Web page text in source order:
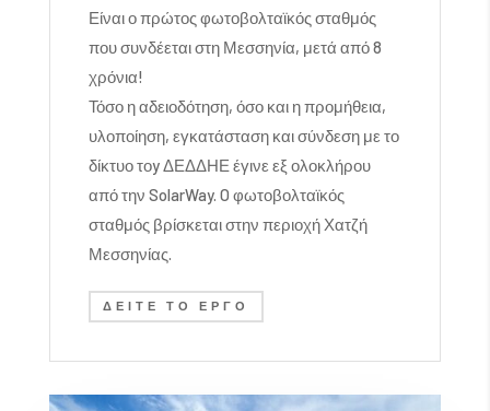
Είναι ο πρώτος φωτοβολταϊκός σταθμός
που συνδέεται στη Μεσσηνία, μετά από 8
χρόνια!
Τόσο η αδειοδότηση, όσο και η προμήθεια,
υλοποίηση, εγκατάσταση και σύνδεση με το
δίκτυο τοyΔΕΔΔΗΕ έγινε εξ ολοκλήρου
από την SolarWay. O φωτοβολταϊκός
σταθμός βρίσκεται στην περιοχή Χατζή
Μεσσηνίας.
ΔΕΊΤΕ ΤΟ ΈΡΓΟ